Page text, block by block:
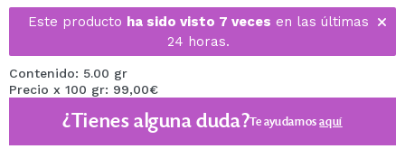
Este producto ha sido visto 7 veces en las últimas
24 horas.
Contenido: 5.00 gr
Precio x 100 gr: 99,00€
¿Tienes alguna duda?Te ayudamosaquí